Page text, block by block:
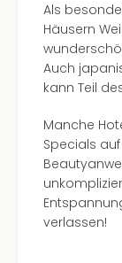
Als
Häusern
Auch
kann Teil
Manche
Specials
verlassen!